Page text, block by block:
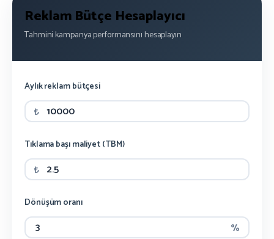
Reklam Bütçe Hesaplayıcı
Tahmini kampanya performansını hesaplayın
Aylık reklam bütçesi
₺
Tıklama başı maliyet (TBM)
₺
Dönüşüm oranı
%